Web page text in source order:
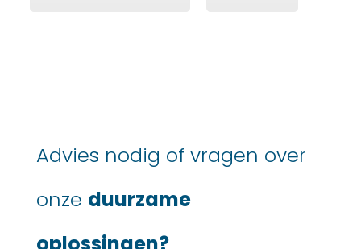
Advies nodig of vragen over
onze duurzame